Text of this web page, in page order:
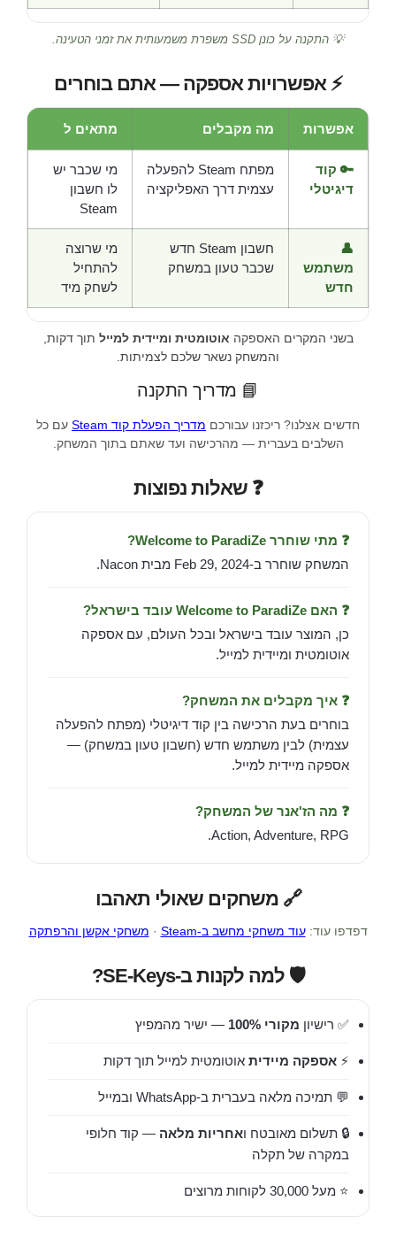
💡 התקנה על כונן SSD משפרת משמעותית את זמני הטעינה.
⚡ אפשרויות אספקה — אתם בוחרים
אפשרות מה מקבלים מתאים ל
🔑 קוד
דיגיטלי
מפתח Steam להפעלה
עצמית דרך האפליקציה
מי שכבר יש
לו חשבון
Steam
👤
משתמש
חדש
חשבון Steam חדש
שכבר טעון במשחק
מי שרוצה
להתחיל
לשחק מיד
בשני המקרים האספקה אוטומטית ומיידית למייל תוך דקות,
והמשחק נשאר שלכם לצמיתות.
📘 מדריך התקנה
חדשים אצלנו? ריכזנו עבורכם מדריך הפעלת קוד Steam
עם כל
השלבים בעברית — מהרכישה ועד שאתם בתוך המשחק.
❓ שאלות נפוצות
❓ מתי שוחרר Welcome to ParadiZe?
המשחק שוחרר ב-Feb 29, 2024 מבית Nacon.
❓ האם Welcome to ParadiZe עובד בישראל?
כן, המוצר עובד בישראל ובכל העולם, עם אספקה
אוטומטית ומיידית למייל.
❓ איך מקבלים את המשחק?
בוחרים בעת הרכישה בין קוד דיגיטלי (מפתח להפעלה
עצמית) לבין משתמש חדש (חשבון טעון במשחק) —
אספקה מיידית למייל.
❓ מה הז'אנר של המשחק?
Action, Adventure, RPG.
🔗 משחקים שאולי תאהבו
דפדפו עוד:עוד משחקי מחשב ב-Steam · משחקי אקשן והרפתקה
🛡️ למה לקנות ב-SE-Keys?
✅ רישיון מקורי 100% — ישיר מהמפיץ
⚡ אספקה מיידית אוטומטית למייל תוך דקות
💬 תמיכה מלאה בעברית ב-WhatsApp ובמייל
🔒 תשלום מאובטח ואחריות מלאה — קוד חלופי
במקרה של תקלה
⭐ מעל 30,000 לקוחות מרוצים